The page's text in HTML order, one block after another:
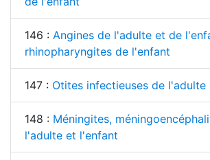
146 : Angines de l'adulte et de
rhinopharyngites de l'enfant
147 : Otites infectieuses de
148 : Méningites,
l'adulte et l'enfant